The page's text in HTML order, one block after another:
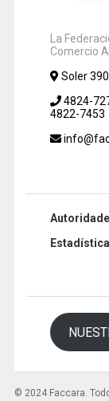
La
Comercio
Soler
4824-
4822-7453
© 2024 Faccara.